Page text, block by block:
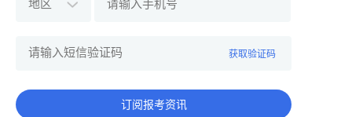
获取验证码
订阅报考资讯